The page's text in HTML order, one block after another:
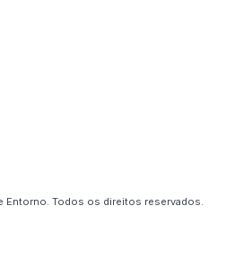
Entorno. Todos os direitos reservados.